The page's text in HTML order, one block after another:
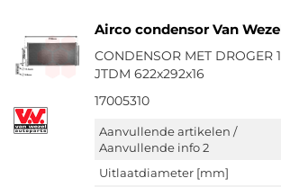
Airco condensor Van
CONDENSOR MET DROGER
JTDM 622x292x16
17005310
Aanvullende artikelen /
Aanvullende info 2
Uitlaatdiameter [mm]